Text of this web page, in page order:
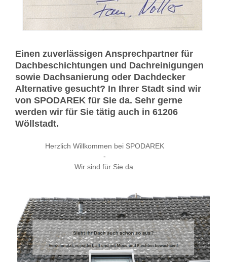
Einen zuverlässigen Ansprechpartner für
Dachbeschichtungen und Dachreinigungen
sowie Dachsanierung oder Dachdecker
Alternative gesucht? In Ihrer Stadt sind wir
von SPODAREK für Sie da. Sehr gerne
werden wir für Sie tätig auch in 61206
Wöllstadt.
Herzlich Willkommen bei SPODAREK
-
Wir sind für Sie da.